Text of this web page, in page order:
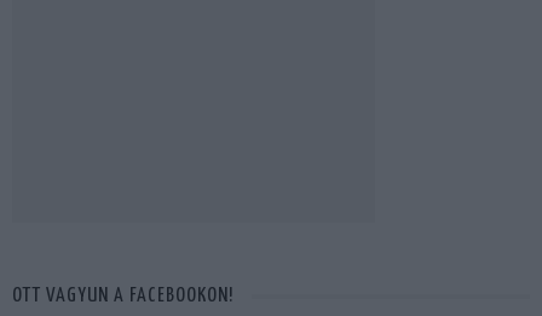
OTT VAGYUN A FACEBOOKON!